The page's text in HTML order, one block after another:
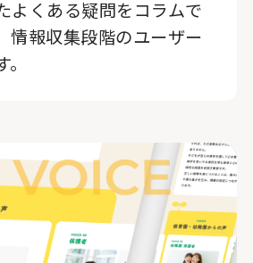
よくある疑問をコラムで
情報収集段階のユーザー